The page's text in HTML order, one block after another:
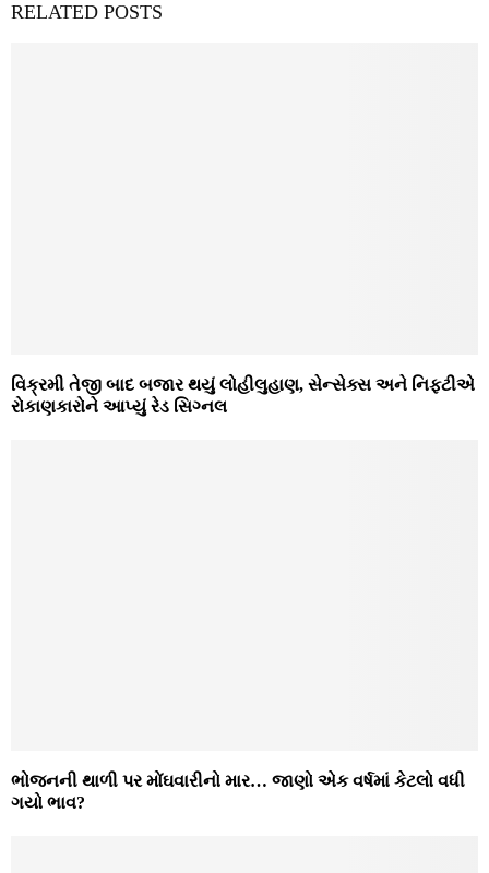
RELATED POSTS
વિક્રમી તેજી બાદ બજાર થયું લોહીલુહાણ, સેન્સેક્સ અને નિફ્ટીએ
રોકાણકારોને આપ્યું રેડ સિગ્નલ
ભોજનની થાળી પર મોંઘવારીનો માર… જાણો એક વર્ષમાં કેટલો વધી
ગયો ભાવ?